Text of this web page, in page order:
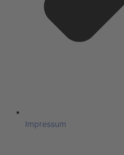
Impressum